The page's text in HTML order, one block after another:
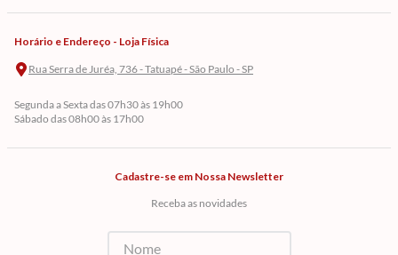
Horário e Endereço - Loja Física
Rua Serra de Juréa, 736 - Tatuapé - São Paulo - SP
Segunda a Sexta das 07h30 às 19h00
Sábado das 08h00 às 17h00
Cadastre-se em Nossa Newsletter
Receba as novidades